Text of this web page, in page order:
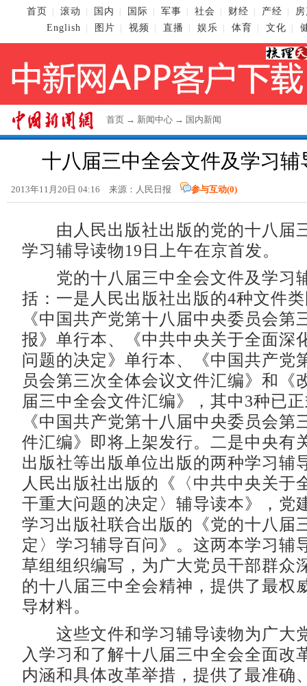
首页 滚动 国内 国际 军事 社会 财经 产经
English
图片 视频 直播 娱乐 体育 文化
首页 → 新闻中心 → 国内新闻
十八届三中全会文件及学习辅
2013年11月20日 04:16 来源：人民日报 参与互动(0)
由人民出版社出版的党的十八届
学习辅导读物19日上午在京首发。
党的十八届三中全会文件及学习
括：一是人民出版社出版的4种文件
《中国共产党第十八届中央委员会第
报》单行本、《中共中央关于全面深
问题的决定》单行本、《中国共产党
员会第三次全体会议文件汇编》和《
届三中全会文件汇编》，其中3种已
《中国共产党第十八届中央委员会第
件汇编》即将上架发行。二是中央有
出版社等出版单位出版的两种学习辅
人民出版社出版的《〈中共中央关于
干重大问题的决定〉辅导读本》，党
学习出版社联合出版的《党的十八届
定〉学习辅导百问》。这两本学习辅
草组组织编写，为广大党员干部群众
的十八届三中全会精神，提供了最权
导材料。
这些文件和学习辅导读物为广大
入学习和了解十八届三中全会全面改
内涵和具体改革举措，提供了最准确